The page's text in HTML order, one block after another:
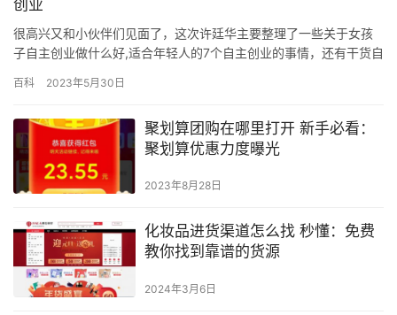
创业
很高兴又和小伙伴们见面了，这次许廷华主要整理了一些关于女孩
子自主创业做什么好,适合年轻人的7个自主创业的事情，还有干货自
下这篇文章分享给大家。 不过现在看来，“打工一辈子，不如创业一
面对激烈的竞争环境，很多人想要入局，但是却不知道做什么好？…
百科 2023年5月30日
聚划算团购在哪里打开 新手必看：
聚划算优惠力度曝光
2023年8月28日
化妆品进货渠道怎么找 秒懂：免费
教你找到靠谱的货源
2024年3月6日